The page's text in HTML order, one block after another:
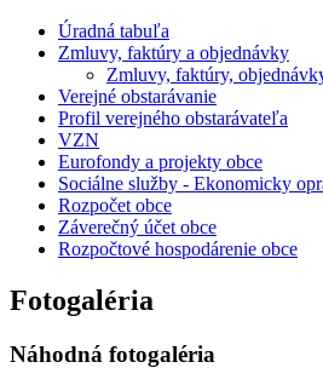
Úradná tabuľa
Zmluvy, faktúry a objednávky
Zmluvy, faktúry,
Verejné obstarávanie
Profil verejného obstarávateľa
VZN
Eurofondy a projekty obce
Sociálne služby - Ekonomicky
Rozpočet obce
Záverečný účet obce
Rozpočtové hospodárenie obce
Fotogaléria
Náhodná fotogaléria